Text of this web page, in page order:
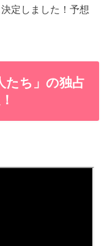
定しました！予想
たち」の独占